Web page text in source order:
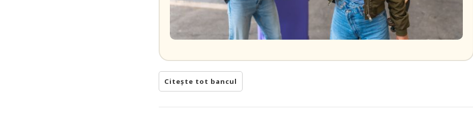
Citește tot bancul